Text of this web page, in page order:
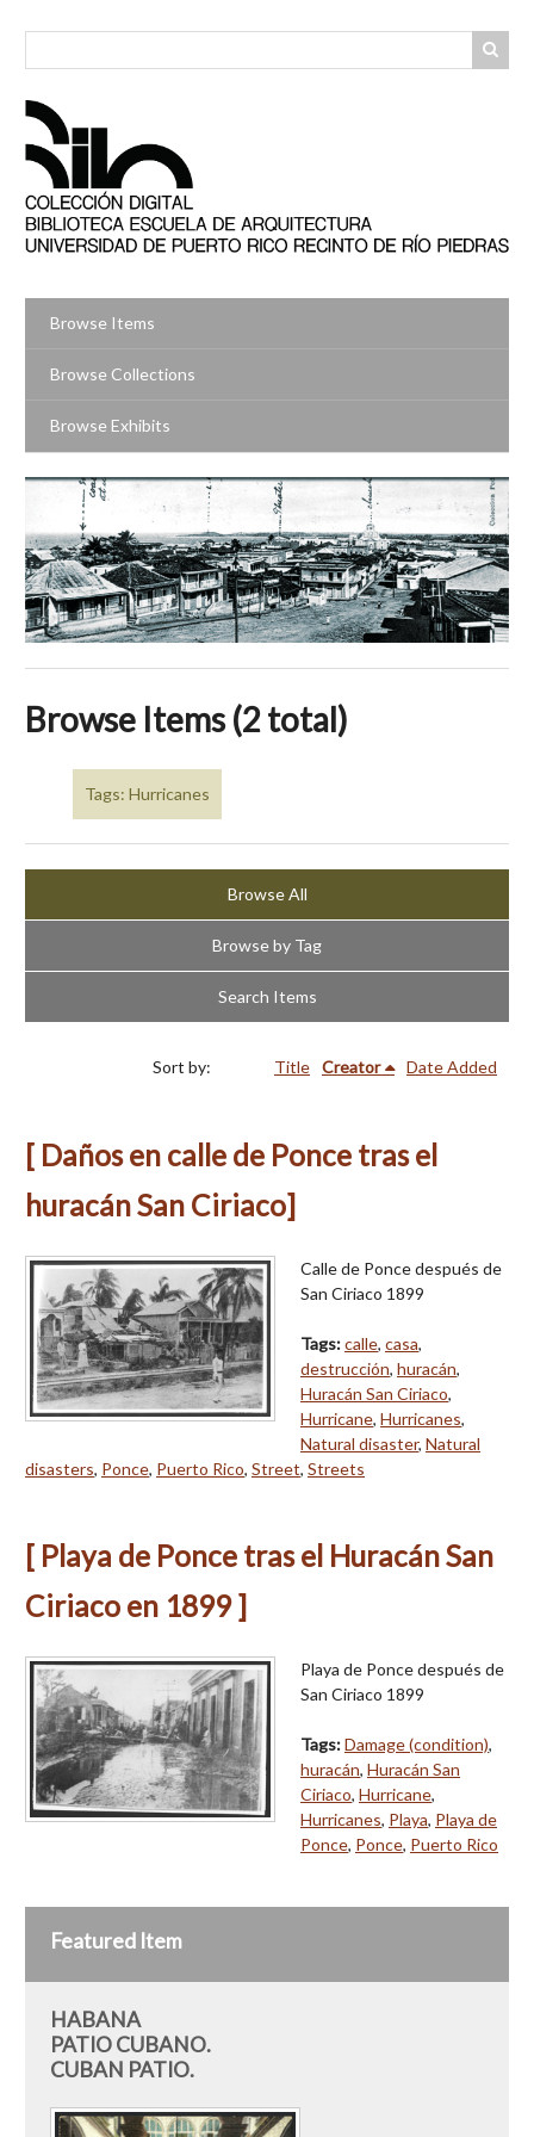
Browse Items
Browse Collections
Browse Exhibits
Browse Items (2 total)
Tags: Hurricanes
Browse All
Browse by Tag
Search Items
Sort by: Title Creator Date Added
[ Daños en calle de Ponce tras el
huracán San Ciriaco]
Calle de Ponce después de
San Ciriaco 1899
Tags:calle, casa,
destrucción, huracán,
Huracán San Ciriaco,
Hurricane, Hurricanes,
Natural disaster, Natural
disasters, Ponce, Puerto Rico, Street, Streets
[ Playa de Ponce tras el Huracán San
Ciriaco en 1899 ]
Playa de Ponce después de
San Ciriaco 1899
Tags:Damage (condition),
huracán, Huracán San
Ciriaco, Hurricane,
Hurricanes, Playa, Playa de
Ponce, Ponce, Puerto Rico
Featured Item
HABANA
PATIO CUBANO.
CUBAN PATIO.